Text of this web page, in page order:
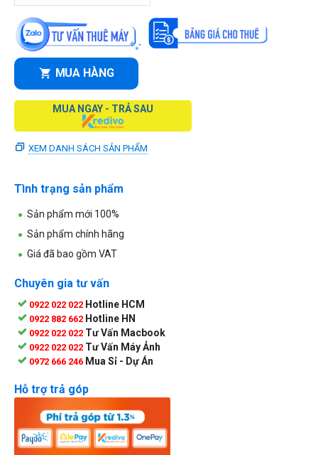
MUA HÀNG
MUA NGAY - TRẢ SAU
XEM DANH SÁCH SẢN PHẨM
Tình trạng sản phẩm
Sản phẩm mới 100%
Sản phẩm chính hãng
Giá đã bao gồm VAT
Chuyên gia tư vấn
0922 022 022 Hotline HCM
0922 882 662 Hotline HN
0922 022 022 Tư Vấn Macbook
0922 022 022 Tư Vấn Máy Ảnh
0972 666 246 Mua Sỉ - Dự Án
Hỗ trợ trả góp